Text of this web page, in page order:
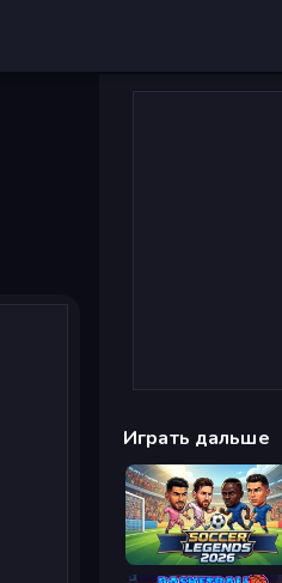
Играть дальше
Soccer Legends 2026